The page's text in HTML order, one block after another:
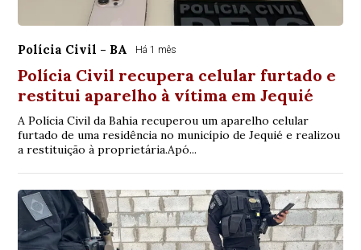
Polícia Civil - BA Há 1 mês
Polícia Civil recupera celular furtado e
restitui aparelho à vítima em Jequié
A Polícia Civil da Bahia recuperou um aparelho celular
furtado de uma residência no município de Jequié e realizou
a restituição à proprietária.Apó...